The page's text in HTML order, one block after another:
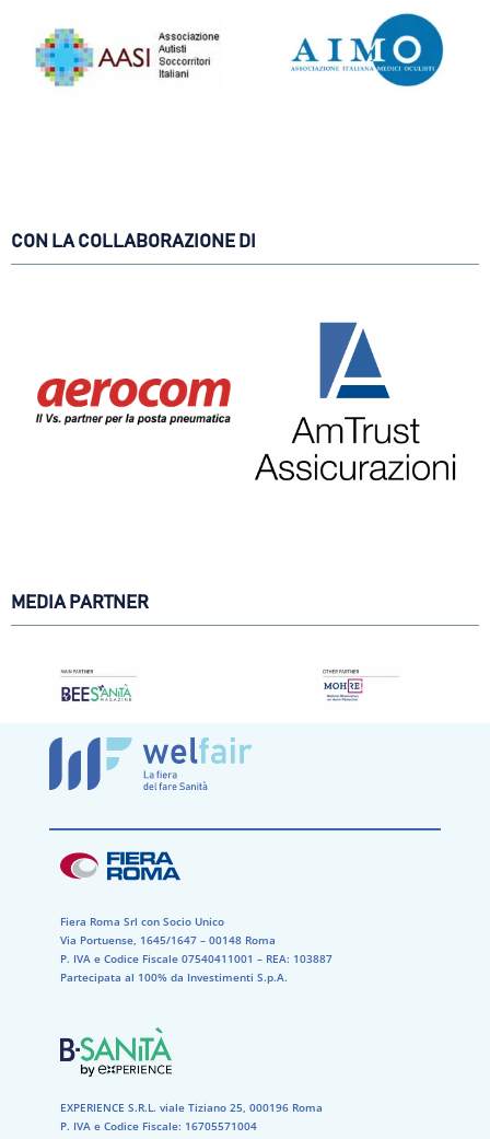
CON LA COLLABORAZIONE DI
MEDIA PARTNER
Fiera Roma Srl con Socio Unico
Via Portuense, 1645/1647 – 00148 Roma
P. IVA e Codice Fiscale 07540411001​ – REA: 103887​
Partecipata al 100% da Investimenti S.p.A.
EXPERIENCE S.R.L. viale Tiziano 25, 000196 Roma
P. IVA e Codice Fiscale: 16705571004